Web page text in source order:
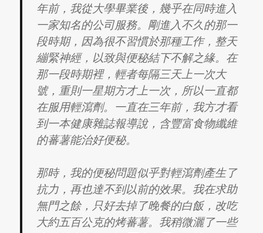
年前，我從大學畢業後，幾乎在同時進入
一家知名的公司服務。剛進入不久的那一
段時期，因為很不習慣於那種工作，整天
繃緊神經，以致與便秘結下不解之緣。在
那一段時期裡，輕者每隔三天上一次大
號，重則一星期方才上一次，所以一直都
在服用輕瀉劑。一直在三年前，我方才看
到一本健康雜誌報導說，含豐富食物纖維
的蕃薯能治好便秘。
那時，我的便秘問題似乎對輕瀉劑產生了
抗力，再也達不到以前的效果。我在求助
無門之餘，只好去掉了晚餐的白飯，改吃
大約五百公克的烤蕃薯。我稍微灑了一些